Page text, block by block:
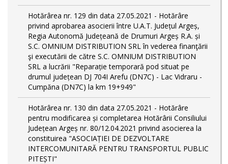
Hotărârea nr. 129 din data 27.05.2021 - Hotărâre
privind aprobarea asocierii între U.A.T. Județul Argeș,
Regia Autonomă Județeană de Drumuri Argeș R.A. și
S.C. OMNIUM DISTRIBUTION SRL în vederea finanţării
şi executării de către S.C. OMNIUM DISTRIBUTION
SRL a lucrării "Reparație temporară pod situat pe
drumul județean DJ 704I Arefu (DN7C) - Lac Vidraru -
Cumpăna (DN7C) la km 19+949"
Hotărârea nr. 130 din data 27.05.2021 - Hotărâre
pentru modificarea și completarea Hotărârii Consiliului
Județean Argeș nr. 80/12.04.2021 privind asocierea la
constituirea "ASOCIAȚIEI DE DEZVOLTARE
INTERCOMUNITARĂ PENTRU TRANSPORTUL PUBLIC
PITEȘTI"